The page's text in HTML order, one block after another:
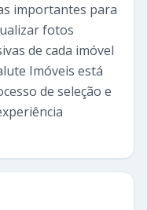
importantes para
fotos
de cada imóvel
Imóveis está
de seleção e